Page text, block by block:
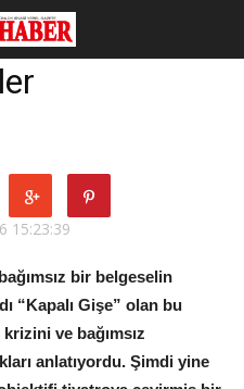
15:23:39
bir belgeselin
“Kapalı Gişe” olan bu
ve bağımsız
anlatıyordu. Şimdi yine